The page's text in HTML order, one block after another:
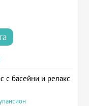
с басейни и релакс